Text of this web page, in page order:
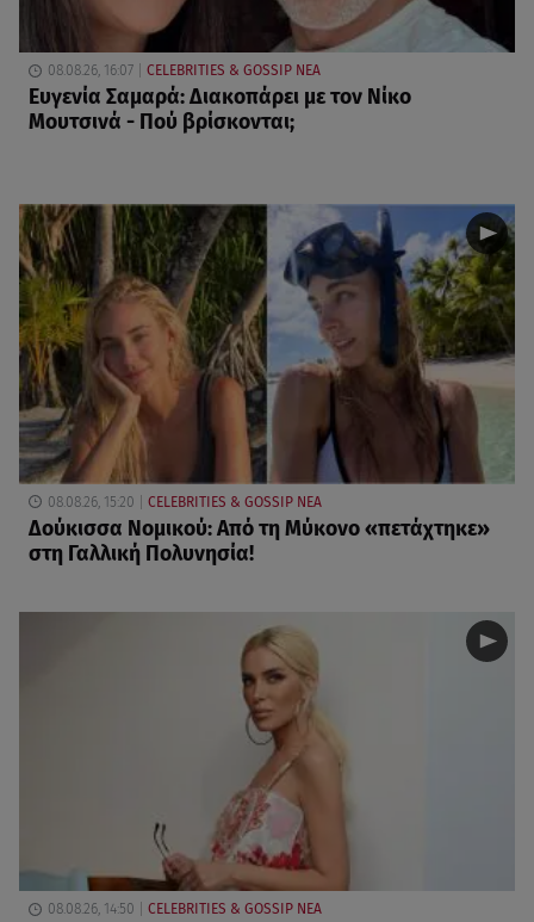
08.08.26, 16:07 CELEBRITIES & GOSSIP ΝΕΑ
Ευγενία Σαμαρά: Διακοπάρει με τον Νίκο
Μουτσινά - Πού βρίσκονται;
08.08.26, 15:20 CELEBRITIES & GOSSIP ΝΕΑ
Δούκισσα Νομικού: Από τη Μύκονο «πετάχτηκε»
στη Γαλλική Πολυνησία!
08.08.26, 14:50 CELEBRITIES & GOSSIP ΝΕΑ